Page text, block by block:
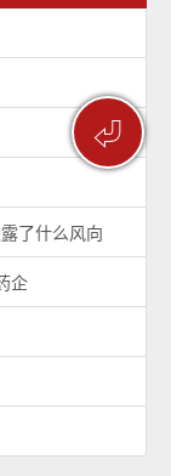
⏎
了什么风向
企